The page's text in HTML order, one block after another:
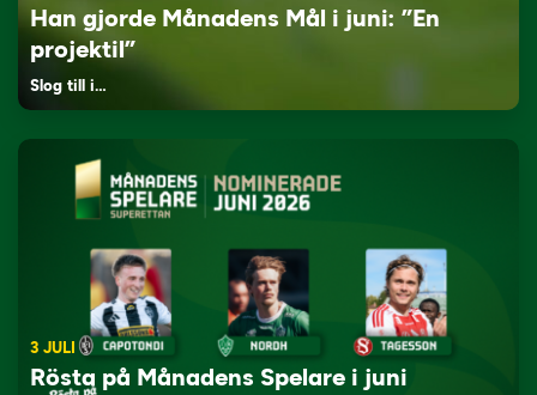
Han gjorde Månadens Mål i juni: ”En
projektil”
Slog till i…
3 JULI
Rösta på Månadens Spelare i juni